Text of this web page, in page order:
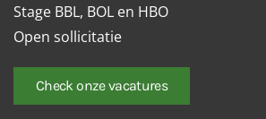
Stage BBL, BOL en HBO
Open sollicitatie
Check onze vacatures